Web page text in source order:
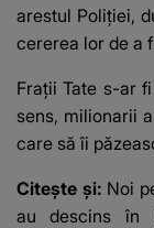
arestul Poliției,
cererea lor de a
Frații Tate s-ar
sens, milionarii
care să îi
Citește și: Noi
au descins în